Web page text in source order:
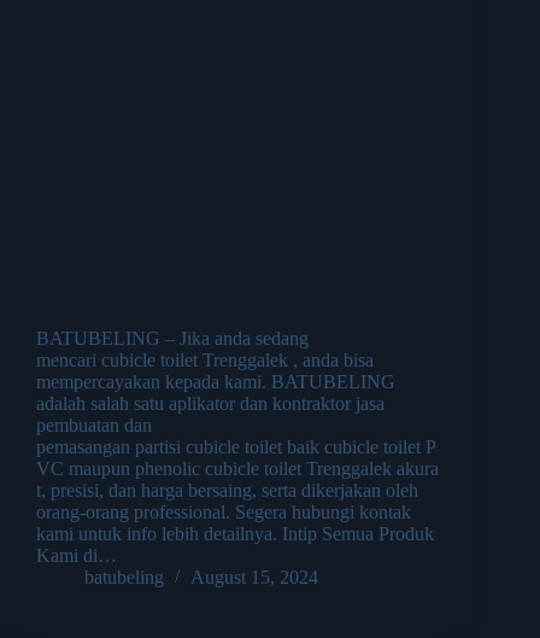
BATUBELING – Jika anda sedang
mencari cubicle toilet Trenggalek , anda bisa
mempercayakan kepada kami. BATUBELING
adalah salah satu aplikator dan kontraktor jasa
pembuatan dan
pemasangan partisi cubicle toilet baik cubicle toilet P
VC maupun phenolic cubicle toilet Trenggalek akura
t, presisi, dan harga bersaing, serta dikerjakan oleh
orang-orang professional. Segera hubungi kontak
kami untuk info lebih detailnya. Intip Semua Produk
Kami di…
batubeling
August 15, 2024